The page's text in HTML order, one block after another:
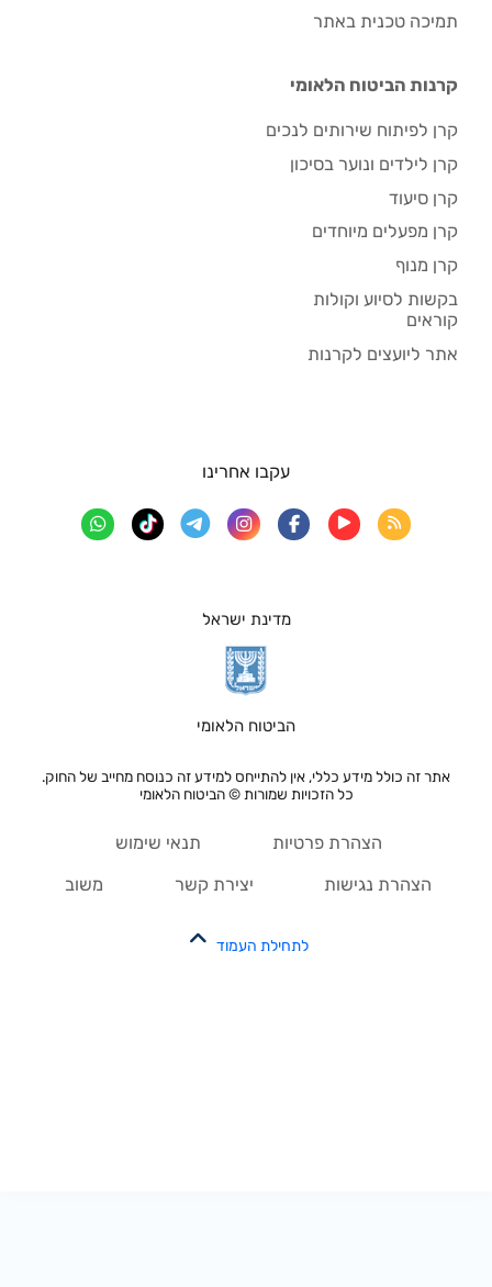
תמיכה טכנית באתר
קרנות הביטוח הלאומי
קרן לפיתוח שירותים לנכים
קרן לילדים ונוער בסיכון
קרן סיעוד
קרן מפעלים מיוחדים
קרן מנוף
בקשות לסיוע וקולות
קוראים
אתר ליועצים לקרנות
מדינת ישראל
הביטוח הלאומי
אתר זה כולל מידע כללי, אין להתייחס למידע זה כנוסח מחייב של החוק.
כל הזכויות שמורות © הביטוח הלאומי
עקבו אחרינו
הצהרת פרטיות תנאי שימוש
הצהרת נגישות יצירת קשר משוב
לתחילת העמוד